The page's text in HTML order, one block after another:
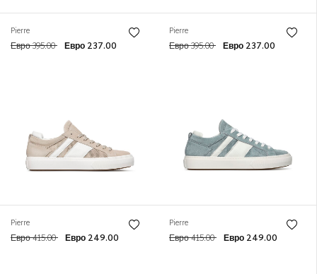
Pierre
Евро 395.00 Евро 237.00
Pierre
Евро 395.00 Евро 237.00
Pierre
Евро 415.00 Евро 249.00
Pierre
Евро 415.00 Евро 249.00